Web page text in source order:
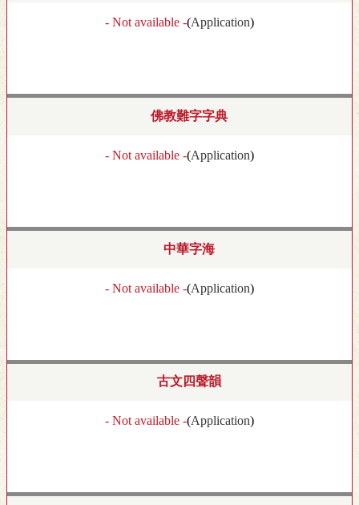
- Not available -(Application)
佛教難字字典
- Not available -(Application)
中華字海
- Not available -(Application)
古文四聲韻
- Not available -(Application)